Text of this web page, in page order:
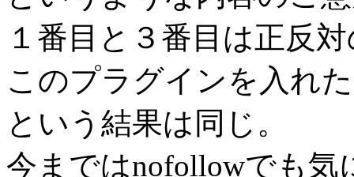
１番目と３番目は正反
このプラグインを入れ
という結果は同じ。
今まではnofollowでも